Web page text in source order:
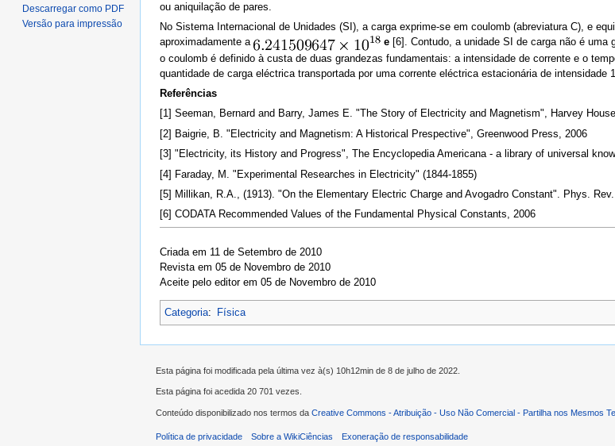
ou aniquilação de pares.
No Sistema Internacional de Unidades (SI), a carga exprime-se em coulomb (abreviatura C), e
aproximadamente a
e [6]. Contudo, a unidade SI de carga não é uma
o coulomb é definido à custa de duas grandezas fundamentais: a intensidade de corrente e o
quantidade de carga eléctrica transportada por uma corrente eléctrica estacionária de intensidade
Referências
[1] Seeman, Bernard and Barry, James E. "The Story of Electricity and Magnetism", Harvey
[2] Baigrie, B. "Electricity and Magnetism: A Historical Prespective", Greenwood Press, 2006
[3] "Electricity, its History and Progress", The Encyclopedia Americana - a library of universal
[4] Faraday, M. "Experimental Researches in Electricity" (1844-1855)
[5] Millikan, R.A., (1913). "On the Elementary Electric Charge and Avogadro Constant". Phys. Rev.
[6] CODATA Recommended Values of the Fundamental Physical Constants, 2006
Criada em 11 de Setembro de 2010
Revista em 05 de Novembro de 2010
Aceite pelo editor em 05 de Novembro de 2010
Categoria: Física
Descarregar como PDF
Versão para impressão
Esta página foi modificada pela última vez à(s) 10h12min de 8 de julho de 2022.
Esta página foi acedida 20 701 vezes.
Conteúdo disponibilizado nos termos da Creative Commons - Atribuição - Uso Não Comercial - Partilha nos Mesmos
Política de privacidade Sobre a WikiCiências Exoneração de responsabilidade